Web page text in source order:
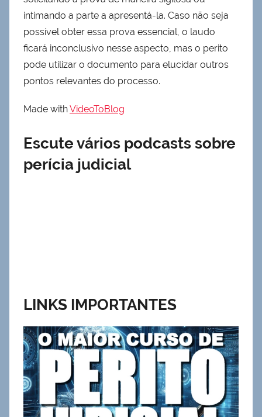
intimando a parte a apresentá-la. Caso não seja
possível obter essa prova essencial, o laudo
ficará inconclusivo nesse aspecto, mas o perito
pode utilizar o documento para elucidar outros
pontos relevantes do processo.
Made withVideoToBlog
Escute vários podcasts sobre
perícia judicial
LINKS IMPORTANTES